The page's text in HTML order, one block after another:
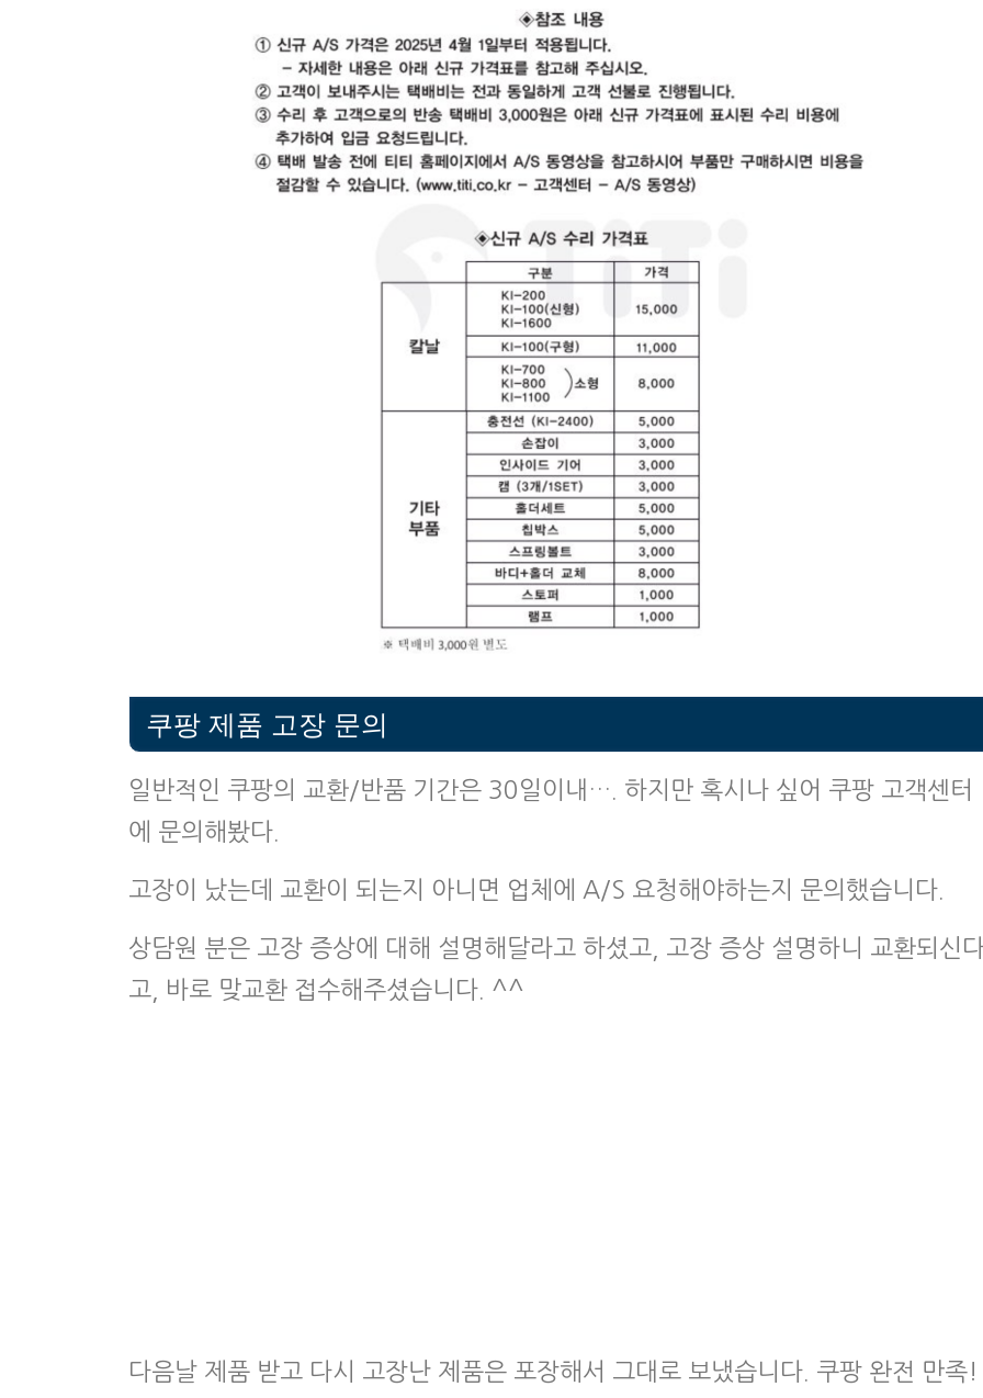
쿠팡 제품 고장 문의
일반적인 쿠팡의 교환/반품 기간은 30일이내…. 하지만 혹시나 싶어 쿠팡 고객센터
에 문의해봤다.
고장이 났는데 교환이 되는지 아니면 업체에 A/S 요청해야하는지 문의했습니다.
상담원 분은 고장 증상에 대해 설명해달라고 하셨고, 고장 증상 설명하니 교환되신
고, 바로 맞교환 접수해주셨습니다. ^^
다음날 제품 받고 다시 고장난 제품은 포장해서 그대로 보냈습니다. 쿠팡 완전 만족